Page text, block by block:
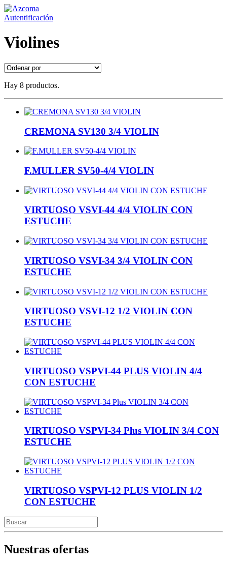
Autentificación
Violines
Hay 8 productos.
CREMONA SV130 3/4 VIOLIN
F.MULLER SV50-4/4 VIOLIN
VIRTUOSO VSVI-44 4/4 VIOLIN CON
ESTUCHE
VIRTUOSO VSVI-34 3/4 VIOLIN CON
ESTUCHE
VIRTUOSO VSVI-12 1/2 VIOLIN CON
ESTUCHE
VIRTUOSO VSPVI-44 PLUS VIOLIN 4/4
CON ESTUCHE
VIRTUOSO VSPVI-34 Plus VIOLIN 3/4 CON
ESTUCHE
VIRTUOSO VSPVI-12 PLUS VIOLIN 1/2
CON ESTUCHE
Nuestras ofertas